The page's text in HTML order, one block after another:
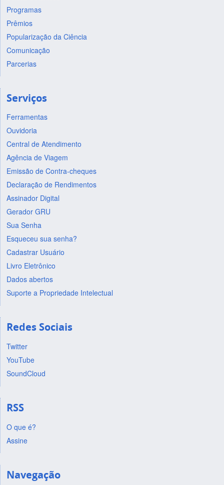
Programas
Prêmios
Popularização da Ciência
Comunicação
Parcerias
Serviços
Ferramentas
Ouvidoria
Central de Atendimento
Agência de Viagem
Emissão de Contra-cheques
Declaração de Rendimentos
Assinador Digital
Gerador GRU
Sua Senha
Esqueceu sua senha?
Cadastrar Usuário
Livro Eletrônico
Dados abertos
Suporte a Propriedade Intelectual
Redes Sociais
Twitter
YouTube
SoundCloud
RSS
O que é?
Assine
Navegação